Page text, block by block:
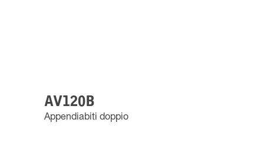
AV120B
Appendiabiti doppio